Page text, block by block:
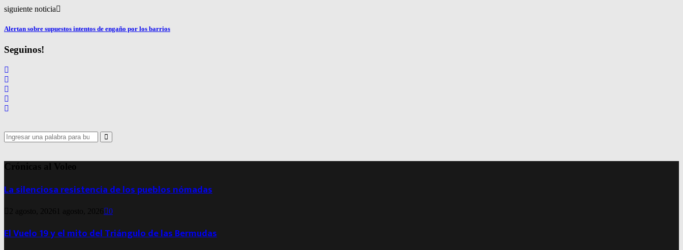
siguiente noticia
Alertan sobre supuestos intentos de engaño por los barrios
Seguinos!
Search
for:
Search
Crónicas al Voleo
La silenciosa resistencia de los pueblos nómadas
2 agosto, 2026 1 agosto, 2026 0
El Vuelo 19 y el mito del Triángulo de las Bermudas